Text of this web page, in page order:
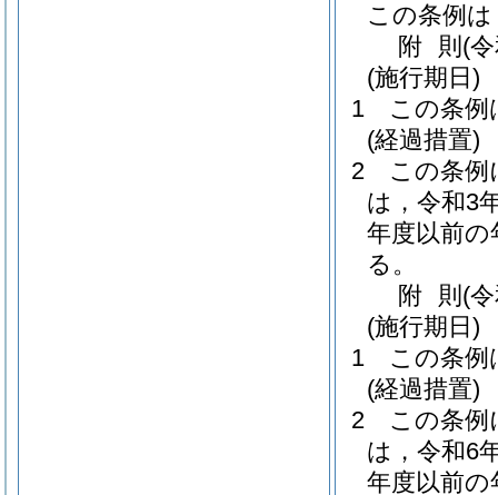
この条例
附 則 (
(施行期日)
1
この条例
(経過措置)
2
この条例
は，令和3
年度以前
る。
附 則 (
(施行期日)
1
この条例
(経過措置)
2
この条例
は，令和6
年度以前